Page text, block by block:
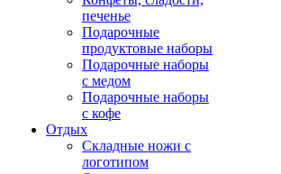
печенье
Подарочные
продуктовые наборы
Подарочные наборы
с медом
Подарочные наборы
с кофе
Отдых
Складные ножи с
логотипом